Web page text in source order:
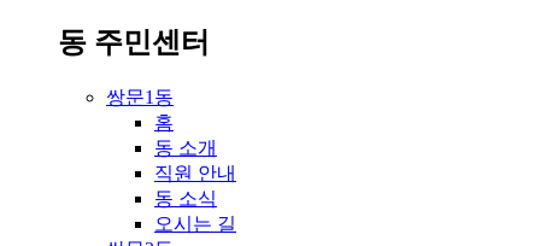
동 주민센터
쌍문1동
홈
동 소개
직원 안내
동 소식
오시는 길